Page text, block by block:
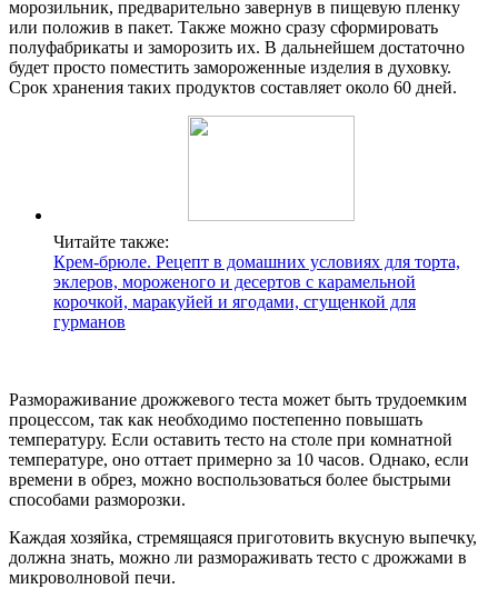
морозильник, предварительно завернув в пищевую пленку
или положив в пакет. Также можно сразу сформировать
полуфабрикаты и заморозить их. В дальнейшем достаточно
будет просто поместить замороженные изделия в духовку.
Срок хранения таких продуктов составляет около 60 дней.
Читайте также:
Крем-брюле. Рецепт в домашних условиях для торта,
эклеров, мороженого и десертов с карамельной
корочкой, маракуйей и ягодами, сгущенкой для
гурманов
Размораживание дрожжевого теста может быть трудоемким
процессом, так как необходимо постепенно повышать
температуру. Если оставить тесто на столе при комнатной
температуре, оно оттает примерно за 10 часов. Однако, если
времени в обрез, можно воспользоваться более быстрыми
способами разморозки.
Каждая хозяйка, стремящаяся приготовить вкусную выпечку,
должна знать, можно ли размораживать тесто с дрожжами в
микроволновой печи.